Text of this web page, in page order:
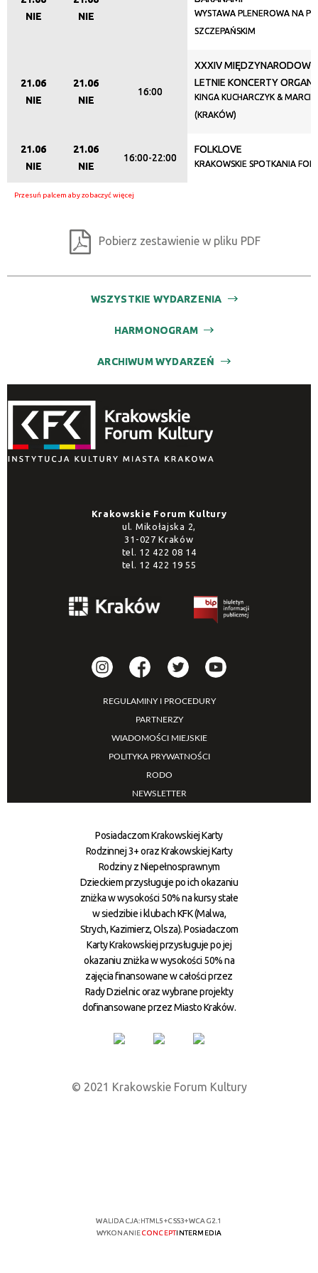
Organizator
Promowane
NIE
NIE
WYSTAWA PLENEROWA NA
SZCZEPAŃSKIM
21.06
NIE
21.06
NIE
16:00
XXXIV
LETNIE KONCERTY
KINGA KUCHARCZYK &
(KRAKÓW)
21.06
NIE
21.06
NIE
16:00-22:00
FOLKLOVE
KRAKOWSKIE SPOTKANIA
Pobierz zestawienie w pliku PDF
WSZYSTKIE WYDARZENIA
HARMONOGRAM
ARCHIWUM WYDARZEŃ
Krakowskie Forum Kultury
ul. Mikołajska 2,
31-027 Kraków
tel. 12 422 08 14
tel. 12 422 19 55
REGULAMINY I PROCEDURY
PARTNERZY
WIADOMOŚCI MIEJSKIE
POLITYKA PRYWATNOŚCI
RODO
NEWSLETTER
Posiadaczom Krakowskiej Karty
Rodzinnej 3+ oraz Krakowskiej Karty
Rodziny z Niepełnosprawnym
Dzieckiem przysługuje po ich okazaniu
zniżka w wysokości 50% na kursy stałe
w siedzibie i klubach KFK (Malwa,
Strych, Kazimierz, Olsza). Posiadaczom
Karty Krakowskiej przysługuje po jej
okazaniu zniżka w wysokości 50% na
zajęcia finansowane w całości przez
Rady Dzielnic oraz wybrane projekty
dofinansowane przez Miasto Kraków.
© 2021 Krakowskie Forum Kultury
WALIDACJA:HTML5+CSS3+WCAG 2.1
WYKONANIECONCEPTINTERMEDIA